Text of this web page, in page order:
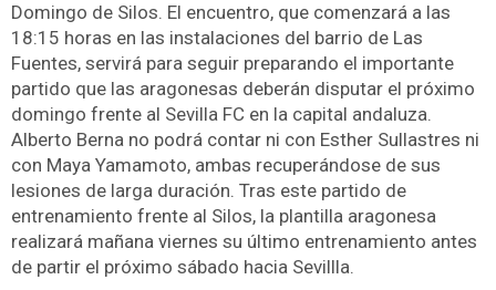
Domingo de Silos. El encuentro, que comenzará a las
18:15 horas en las instalaciones del barrio de Las
Fuentes, servirá para seguir preparando el importante
partido que las aragonesas deberán disputar el próximo
domingo frente al Sevilla FC en la capital andaluza.
Alberto Berna no podrá contar ni con Esther Sullastres ni
con Maya Yamamoto, ambas recuperándose de sus
lesiones de larga duración. Tras este partido de
entrenamiento frente al Silos, la plantilla aragonesa
realizará mañana viernes su último entrenamiento antes
de partir el próximo sábado hacia Sevillla.